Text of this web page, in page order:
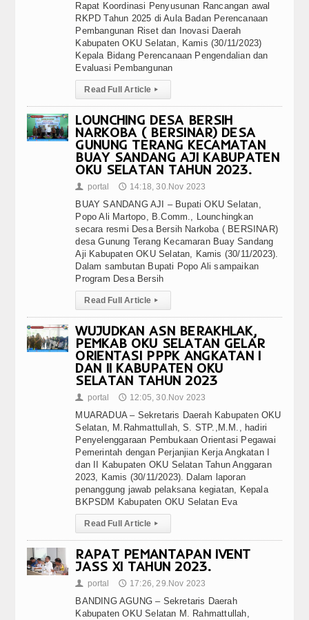
Rapat Koordinasi Penyusunan Rancangan awal
RKPD Tahun 2025 di Aula Badan Perencanaan
Pembangunan Riset dan Inovasi Daerah
Kabupaten OKU Selatan, Kamis (30/11/2023)
Kepala Bidang Perencanaan Pengendalian dan
Evaluasi Pembangunan
Read Full Article ▸
LOUNCHING DESA BERSIH
NARKOBA ( BERSINAR) DESA
GUNUNG TERANG KECAMATAN
BUAY SANDANG AJI KABUPATEN
OKU SELATAN TAHUN 2023.
👤 portal 🕔 14:18, 30.Nov 2023
BUAY SANDANG AJI – Bupati OKU Selatan,
Popo Ali Martopo, B.Comm., Lounchingkan
secara resmi Desa Bersih Narkoba ( BERSINAR)
desa Gunung Terang Kecamaran Buay Sandang
Aji Kabupaten OKU Selatan, Kamis (30/11/2023).
Dalam sambutan Bupati Popo Ali sampaikan
Program Desa Bersih
Read Full Article ▸
WUJUDKAN ASN BERAKHLAK,
PEMKAB OKU SELATAN GELAR
ORIENTASI PPPK ANGKATAN I
DAN II KABUPATEN OKU
SELATAN TAHUN 2023
👤 portal 🕔 12:05, 30.Nov 2023
MUARADUA – Sekretaris Daerah Kabupaten OKU
Selatan, M.Rahmattullah, S. STP.,M.M., hadiri
Penyelenggaraan Pembukaan Orientasi Pegawai
Pemerintah dengan Perjanjian Kerja Angkatan I
dan II Kabupaten OKU Selatan Tahun Anggaran
2023, Kamis (30/11/2023). Dalam laporan
penanggung jawab pelaksana kegiatan, Kepala
BKPSDM Kabupaten OKU Selatan Eva
Read Full Article ▸
RAPAT PEMANTAPAN IVENT
JASS XI TAHUN 2023.
👤 portal 🕔 17:26, 29.Nov 2023
BANDING AGUNG – Sekretaris Daerah
Kabupaten OKU Selatan M. Rahmattullah,